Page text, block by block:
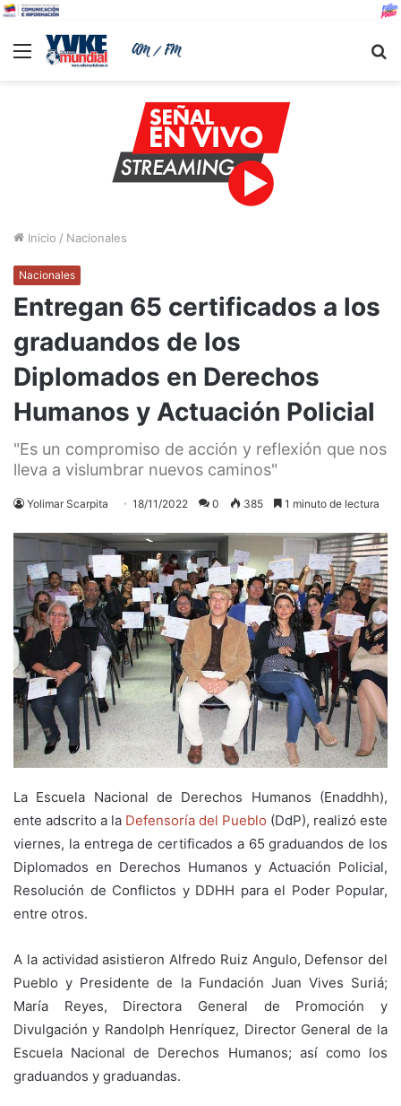
Menu
Inicio / Nacionales
Nacionales
Entregan 65 certificados a los
graduandos de los
Diplomados en Derechos
Humanos y Actuación Policial
"Es un compromiso de acción y reflexión que nos
lleva a vislumbrar nuevos caminos"
Yolimar Scarpita 18/11/2022 0 385 1 minuto de lectura
La Escuela Nacional de Derechos Humanos (Enaddhh),
ente adscrito a la Defensoría del Pueblo (DdP), realizó este
viernes, la entrega de certificados a 65 graduandos de los
Diplomados en Derechos Humanos y Actuación Policial,
Resolución de Conflictos y DDHH para el Poder Popular,
entre otros.
A la actividad asistieron Alfredo Ruiz Angulo, Defensor del
Pueblo y Presidente de la Fundación Juan Vives Suriá;
María Reyes, Directora General de Promoción y
Divulgación y Randolph Henríquez, Director General de la
Escuela Nacional de Derechos Humanos; así como los
graduandos y graduandas.